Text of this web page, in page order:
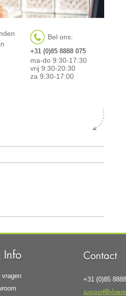
Bel ons:
+31 (0)85 8888 075
ma-do 9:30-17:30
vrij 9:30-20:30
za 9:30-17:00
Info
vragen
Contact
+31 (0)85